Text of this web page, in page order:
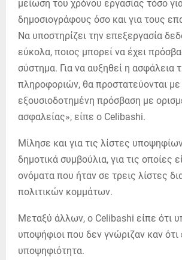
μείωση του χρόνου εργασίας τόσο
δημοσιογράφους όσο και για τους
Να υποστηρίζει την επεξεργασία
εύκολα, ποιος μπορεί να έχει
σύστημα. Για να αυξηθεί η ασφάλεια
πληροφοριών, θα προστατεύονται με
εξουσιοδοτημένη πρόσβαση με
ασφαλείας», είπε ο Celibashi.
Μίλησε και για τις λίστες
δημοτικά συμβούλια, για τις οποίες
ονόματα που ήταν σε τρεις λίστες
πολιτικών κομμάτων.
Μεταξύ άλλων, ο Celibashi είπε ότι
υποψήφιοι που δεν γνώριζαν καν ότι
υποψηφιότητα.